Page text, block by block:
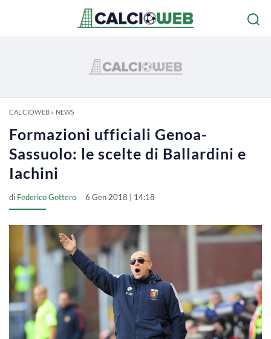
CALCIOWEB» NEWS
Formazioni ufficiali Genoa-
Sassuolo: le scelte di Ballardini e
Iachini
di Federico Gottero 6 Gen 2018 | 14:18